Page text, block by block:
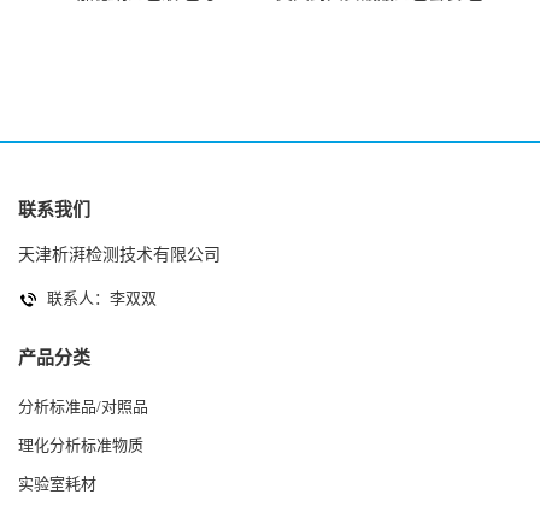
联系我们
天津析湃检测技术有限公司
联系人：李双双
产品分类
分析标准品/对照品
理化分析标准物质
实验室耗材